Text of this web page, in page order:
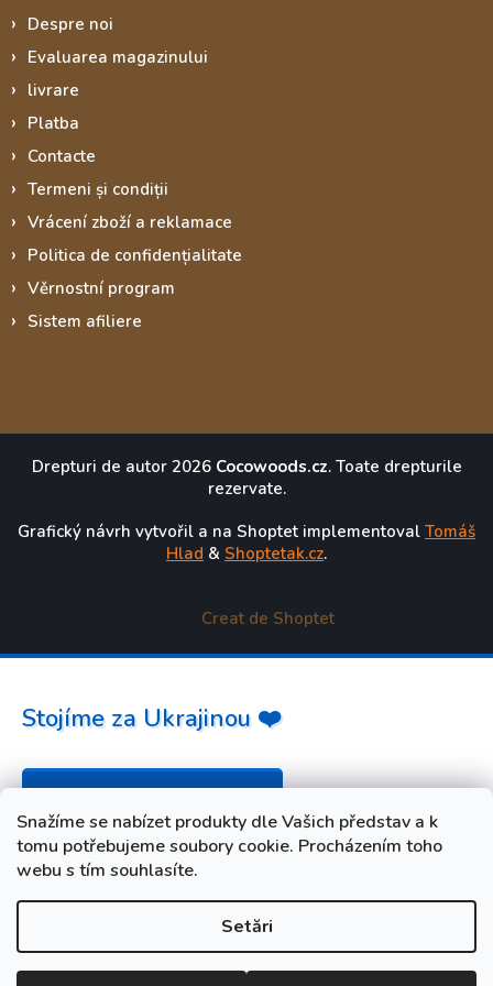
Snažíme se nabízet produkty dle Vašich představ a k
tomu potřebujeme soubory cookie. Procházením toho
webu s tím souhlasíte.
Setări
Despre noi
Evaluarea magazinului
livrare
Platba
Contacte
Termeni și condiții
Vrácení zboží a reklamace
Politica de confidențialitate
Věrnostní program
Sistem afiliere
Drepturi de autor 2026 Cocowoods.cz. Toate drepturile
rezervate.
Grafický návrh vytvořil a na Shoptet implementoval Tomáš
Hlad & Shoptetak.cz.
Creat de Shoptet
Stojíme za Ukrajinou ❤️